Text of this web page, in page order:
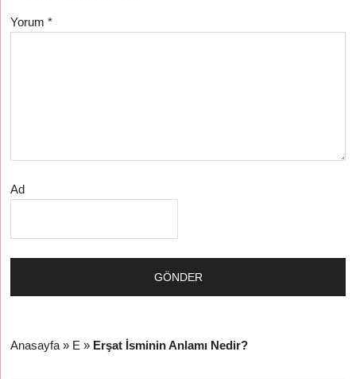
Yorum*
Ad
Anasayfa » E » Erşat İsminin Anlamı Nedir?